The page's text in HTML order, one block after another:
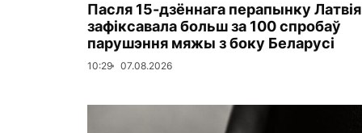
Пасля 15-дзённага перапынку
зафіксавала больш за 100 спробаў
парушэння мяжы з боку Беларусі
10:29 07.08.2026